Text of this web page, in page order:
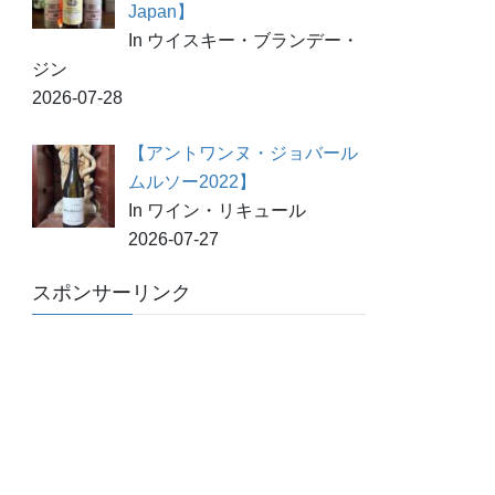
Japan】
In ウイスキー・ブランデー・
ジン
2026-07-28
【アントワンヌ・ジョバール
ムルソー2022】
In ワイン・リキュール
2026-07-27
スポンサーリンク